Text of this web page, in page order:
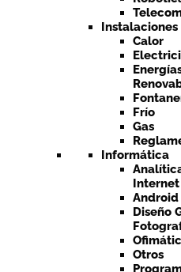
Instalaciones
Calor
Frío
Gas
Informática
Internet
Android
Diseño
Otros